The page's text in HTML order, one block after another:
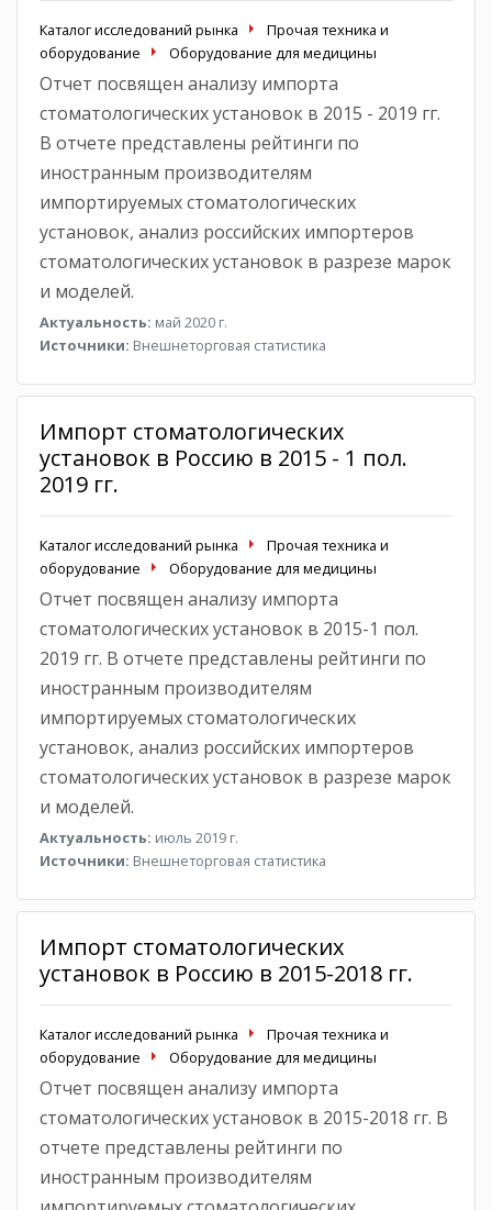
Каталог исследований рынка
Прочая техника и
оборудование
Оборудование для медицины
Отчет посвящен анализу импорта
стоматологических установок в 2015 - 2019 гг.
В отчете представлены рейтинги по
иностранным производителям
импортируемых стоматологических
установок, анализ российских импортеров
стоматологических установок в разрезе марок
и моделей.
Актуальность: май 2020 г.
Источники: Внешнеторговая статистика
Импорт стоматологических
установок в Россию в 2015 - 1 пол.
2019 гг.
Каталог исследований рынка
Прочая техника и
оборудование
Оборудование для медицины
Отчет посвящен анализу импорта
стоматологических установок в 2015-1 пол.
2019 гг. В отчете представлены рейтинги по
иностранным производителям
импортируемых стоматологических
установок, анализ российских импортеров
стоматологических установок в разрезе марок
и моделей.
Актуальность: июль 2019 г.
Источники: Внешнеторговая статистика
Импорт стоматологических
установок в Россию в 2015-2018 гг.
Каталог исследований рынка
Прочая техника и
оборудование
Оборудование для медицины
Отчет посвящен анализу импорта
стоматологических установок в 2015-2018 гг. В
отчете представлены рейтинги по
иностранным производителям